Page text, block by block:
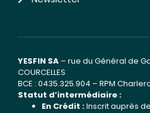
YESFIN SA – rue du Général de
COURCELLES
BCE : 0435.325.904 – RPM
Statut d’intermédiaire :
En Crédit :Inscrit auprès